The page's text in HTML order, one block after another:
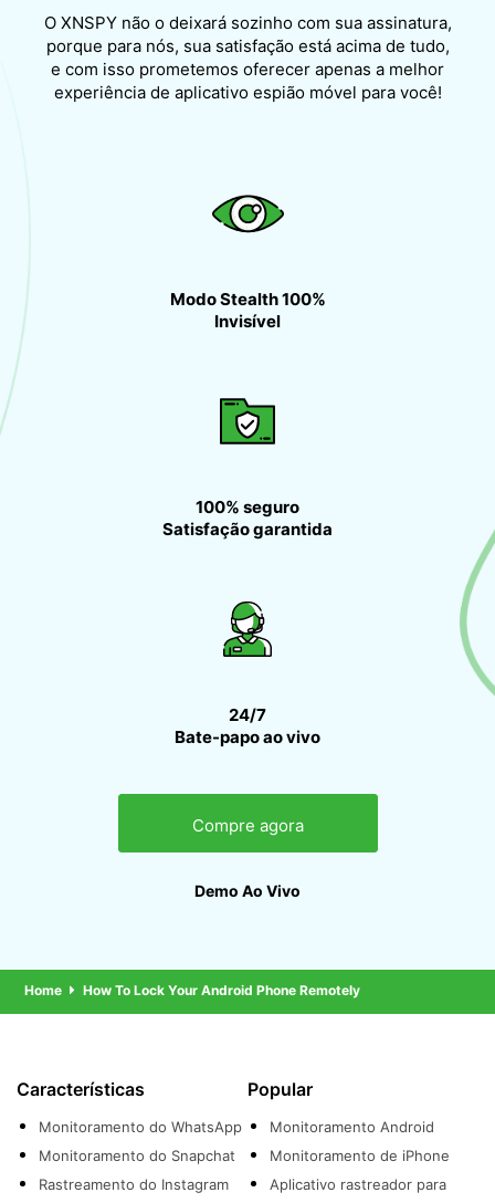
O XNSPY não o deixará sozinho com sua assinatura,
porque para nós, sua satisfação está acima de tudo,
e com isso prometemos oferecer apenas a melhor
experiência de aplicativo espião móvel para você!
Modo Stealth 100%
Invisível
100% seguro
Satisfação garantida
24/7
Bate-papo ao vivo
Compre agora
Demo Ao Vivo
Home How To Lock Your Android Phone Remotely
Características
Monitoramento do WhatsApp
Monitoramento do Snapchat
Rastreamento do Instagram
Popular
Monitoramento Android
Monitoramento de iPhone
Aplicativo rastreador para